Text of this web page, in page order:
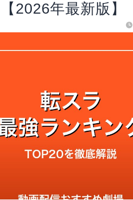
2026年最新版】